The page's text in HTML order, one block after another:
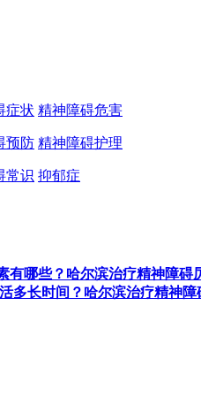
症状 精神障碍危害
预防 精神障碍护理
常识 抑郁症
有哪些？哈尔滨治疗精神障碍
多长时间？哈尔滨治疗精神障